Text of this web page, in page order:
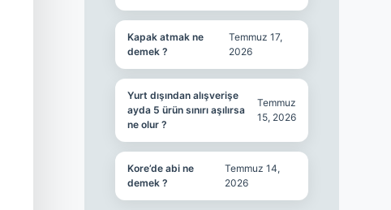
Kapak atmak ne
demek ?
Temmuz 17,
2026
Yurt dışından alışverişe
ayda 5 ürün sınırı aşılırsa
ne olur ?
Temmuz
15, 2026
Kore’de abi ne
demek ?
Temmuz 14,
2026